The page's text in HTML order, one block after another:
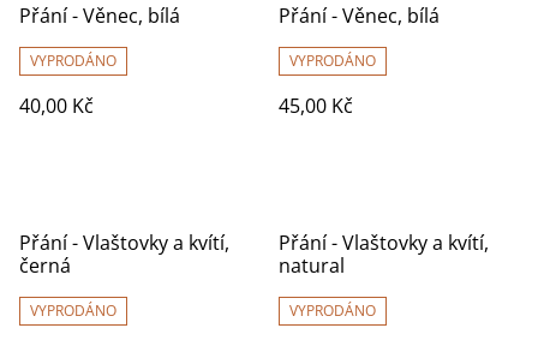
Přání - Věnec, bílá
VYPRODÁNO
40,00 Kč
Přání - Věnec, bílá
VYPRODÁNO
45,00 Kč
Přání - Vlaštovky a kvítí,
černá
VYPRODÁNO
Přání - Vlaštovky a kvítí,
natural
VYPRODÁNO